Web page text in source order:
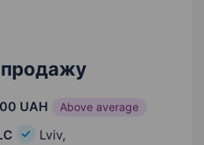
UAH Above average
Lviv,